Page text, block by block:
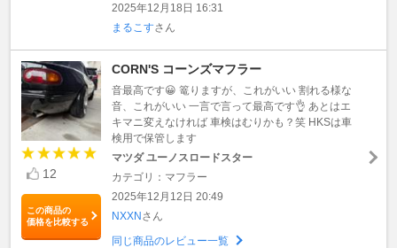
2025年12月18日 16:31
まるこすさん
12
この商品の
価格を比較する
CORN'S コーンズマフラー
音最高です😀 篭りますが、これがいい 割れる様な
音、これがいい 一言で言って最高です👌 あとはエ
キマニ変えなければ 車検はむりかも？笑 HKSは車
検用で保管します
マツダ ユーノスロードスター
カテゴリ：マフラー
2025年12月12日 20:49
NXXNさん
同じ商品のレビュー一覧